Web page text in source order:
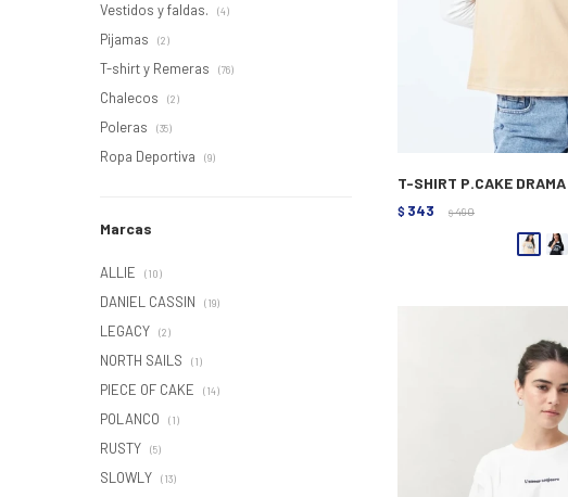
T-SHIRT P.CAKE
$ 343 $ 490
Vestidos y faldas. (4)
Pijamas (2)
T-shirt y Remeras (76)
Chalecos (2)
Poleras (35)
Ropa Deportiva (9)
Marcas
ALLIE (10)
DANIEL CASSIN (19)
LEGACY (2)
NORTH SAILS (1)
PIECE OF CAKE (14)
POLANCO (1)
RUSTY (5)
SLOWLY (13)